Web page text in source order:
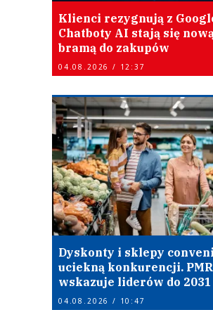
Klienci rezygnują z
Chatboty AI stają się nową
bramą do zakupów
04.08.2026 / 12:37
Dyskonty i sklepy
uciekną konkurencji. PMR
wskazuje liderów do
04.08.2026 / 10:47